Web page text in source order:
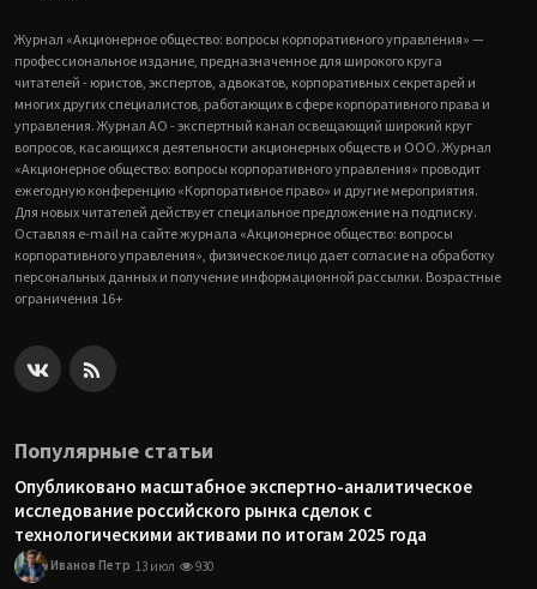
Журнал «Акционерное общество: вопросы корпоративного управления» —
профессиональное издание, предназначенное для широкого круга
читателей - юристов, экспертов, адвокатов, корпоративных секретарей и
многих других специалистов, работающих в сфере корпоративного права и
управления. Журнал АО - экспертный канал освещающий широкий круг
вопросов, касающихся деятельности акционерных обществ и ООО. Журнал
«Акционерное общество: вопросы корпоративного управления» проводит
ежегодную конференцию «Корпоративное право» и другие мероприятия.
Для новых читателей действует специальное предложение на подписку.
Оставляя e-mail на сайте журнала «Акционерное общество: вопросы
корпоративного управления», физическое лицо дает согласие на обработку
персональных данных и получение информационной рассылки. Возрастные
ограничения 16+
Популярные статьи
Опубликовано масштабное экспертно-аналитическое
исследование российского рынка сделок с
технологическими активами по итогам 2025 года
Иванов Петр 13 июл 930